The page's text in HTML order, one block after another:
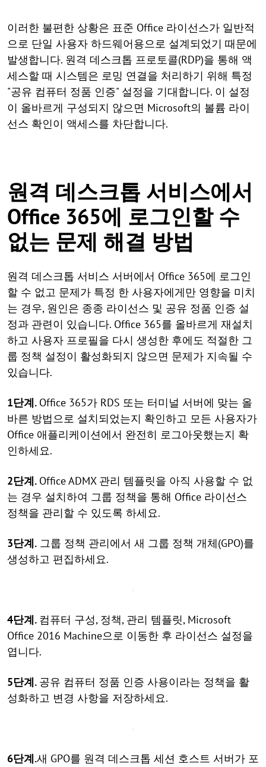
이러한 불편한 상황은 표준 Office 라이선스가 일반적
으로 단일 사용자 하드웨어용으로 설계되었기 때문에
발생합니다. 원격 데스크톱 프로토콜(RDP)을 통해 액
세스할 때 시스템은 로밍 연결을 처리하기 위해 특정
"공유 컴퓨터 정품 인증" 설정을 기대합니다. 이 설정
이 올바르게 구성되지 않으면 Microsoft의 볼륨 라이
선스 확인이 액세스를 차단합니다.
원격 데스크톱 서비스에서
Office 365에 로그인할 수
없는 문제 해결 방법
원격 데스크톱 서비스 서버에서 Office 365에 로그인
할 수 없고 문제가 특정 한 사용자에게만 영향을 미치
는 경우, 원인은 종종 라이선스 및 공유 정품 인증 설
정과 관련이 있습니다. Office 365를 올바르게 재설치
하고 사용자 프로필을 다시 생성한 후에도 적절한 그
룹 정책 설정이 활성화되지 않으면 문제가 지속될 수
있습니다.
1단계. Office 365가 RDS 또는 터미널 서버에 맞는 올
바른 방법으로 설치되었는지 확인하고 모든 사용자가
Office 애플리케이션에서 완전히 로그아웃했는지 확
인하세요.
2단계. Office ADMX 관리 템플릿을 아직 사용할 수 없
는 경우 설치하여 그룹 정책을 통해 Office 라이선스
정책을 관리할 수 있도록 하세요.
3단계. 그룹 정책 관리에서 새 그룹 정책 개체(GPO)를
생성하고 편집하세요.
4단계. 컴퓨터 구성, 정책, 관리 템플릿, Microsoft
Office 2016 Machine으로 이동한 후 라이선스 설정을
엽니다.
5단계. 공유 컴퓨터 정품 인증 사용이라는 정책을 활
성화하고 변경 사항을 저장하세요.
6단계.새 GPO를 원격 데스크톱 세션 호스트 서버가 포